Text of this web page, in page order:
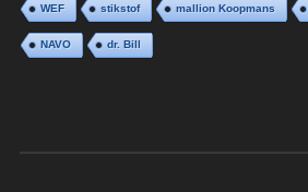
WEF stikstof mallion Koopmans
NAVO dr. Bill